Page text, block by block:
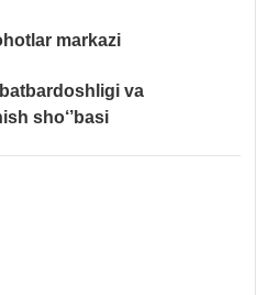
markazi
va
sho‘’basi